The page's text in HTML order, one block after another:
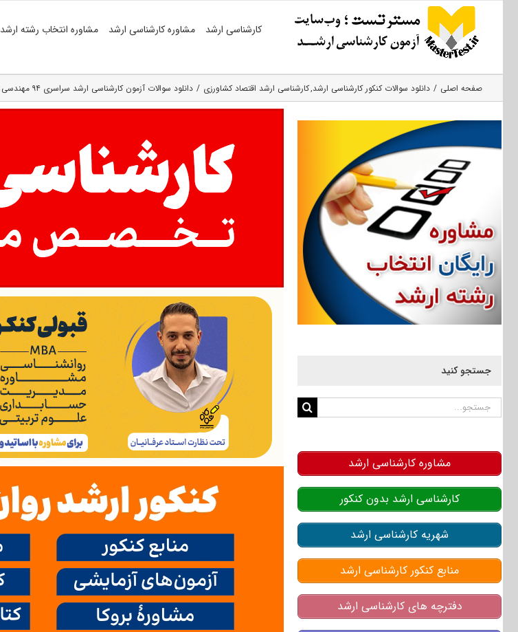
کارشناسی ارشد مشاوره کارشناسی ارشد مشاوره انتخاب رشته ارشد
صفحه اصلی دانلود سوالات کنکور کارشناسی ارشد کارشناسی ارشد اقتصاد کشاورزی دانلود سوالات آزمون کارشناسی ارشد سراسری ۹۴ مهندسی کشاورزی- اقتصاد کشاورزی (کد ۱۳۰۴)
جستجو کنید
جستجو
مشاوره کارشناسی ارشد
کارشناسی ارشد بدون کنکور
شهریه کارشناسی ارشد
منابع کنکور کارشناسی ارشد
دفترچه های کارشناسی ارشد